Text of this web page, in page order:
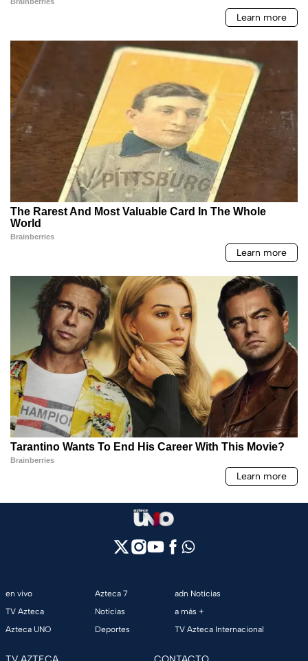
en vivo
TV Azteca
Azteca UNO
Azteca 7
Noticias
Deportes
adn Noticias
a más +
TV Azteca Internacional